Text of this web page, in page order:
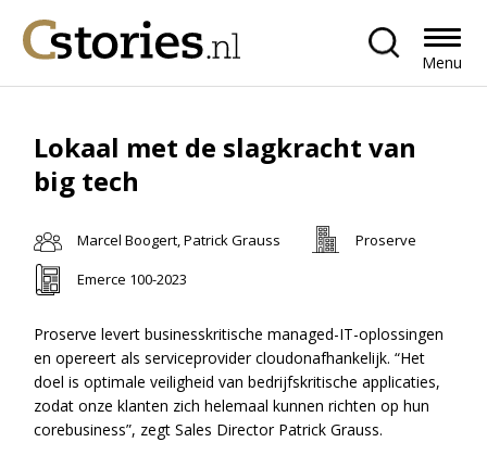
Menu
Lokaal met de slagkracht van
big tech
Marcel Boogert, Patrick Grauss
Proserve
Emerce 100-2023
Proserve levert businesskritische managed-IT-oplossingen
en opereert als serviceprovider cloudonafhankelijk. “Het
doel is optimale veiligheid van bedrijfskritische applicaties,
zodat onze klanten zich helemaal kunnen richten op hun
corebusiness”, zegt Sales Director Patrick Grauss.